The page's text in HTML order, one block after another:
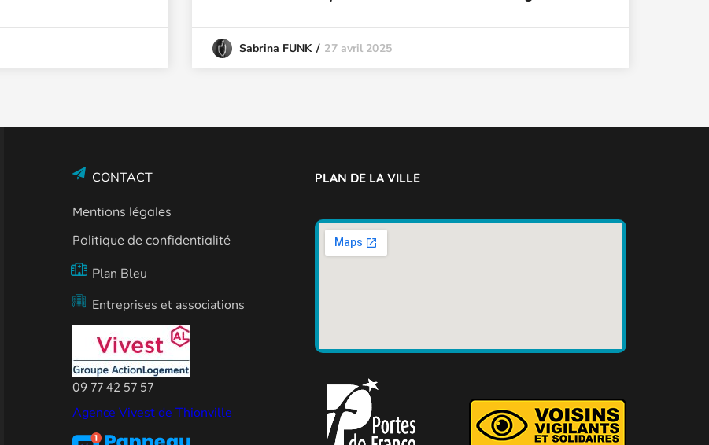
Sabrina FUNK 27 avril 2025
CONTACT
Mentions légales
Politique de confidentialité
Plan Bleu
Entreprises et associations
09 77 42 57 57
Agence Vivest de Thionville
PLAN DE LA VILLE